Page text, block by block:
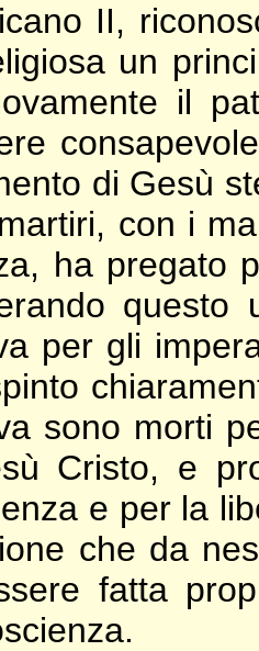
II,
un
il
di Gesù
con i
ha pregato
per gli
sono morti
Cristo, e
e per la
che da
fatta